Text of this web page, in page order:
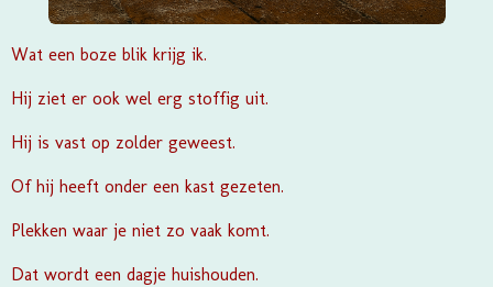
Wat een boze blik krijg ik.
Hij ziet er ook wel erg stoffig uit.
Hij is vast op zolder geweest.
Of hij heeft onder een kast gezeten.
Plekken waar je niet zo vaak komt.
Dat wordt een dagje huishouden.